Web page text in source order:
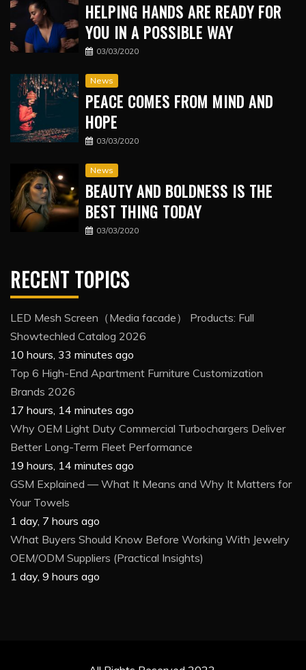
HELPING HANDS ARE READY FOR
YOU IN A POSSIBLE WAY
03/03/2020
News
PEACE COMES FROM MIND AND
HOPE
03/03/2020
News
BEAUTY AND BOLDNESS IS THE
BEST THING TODAY
03/03/2020
RECENT TOPICS
LED Mesh Screen（Media facade） Products: Full
Showtechled Catalog 2026
10 hours, 33 minutes ago
Top 6 High-End Apartment Furniture Customization
Brands 2026
17 hours, 14 minutes ago
Why OEM Light Duty Commercial Turbochargers Deliver
Better Long-Term Fleet Performance
19 hours, 14 minutes ago
GSM Explained — What It Means and Why It Matters for
Your Towels
1 day, 7 hours ago
What Buyers Should Know Before Working With Jewelry
OEM/ODM Suppliers (Practical Insights)
1 day, 9 hours ago